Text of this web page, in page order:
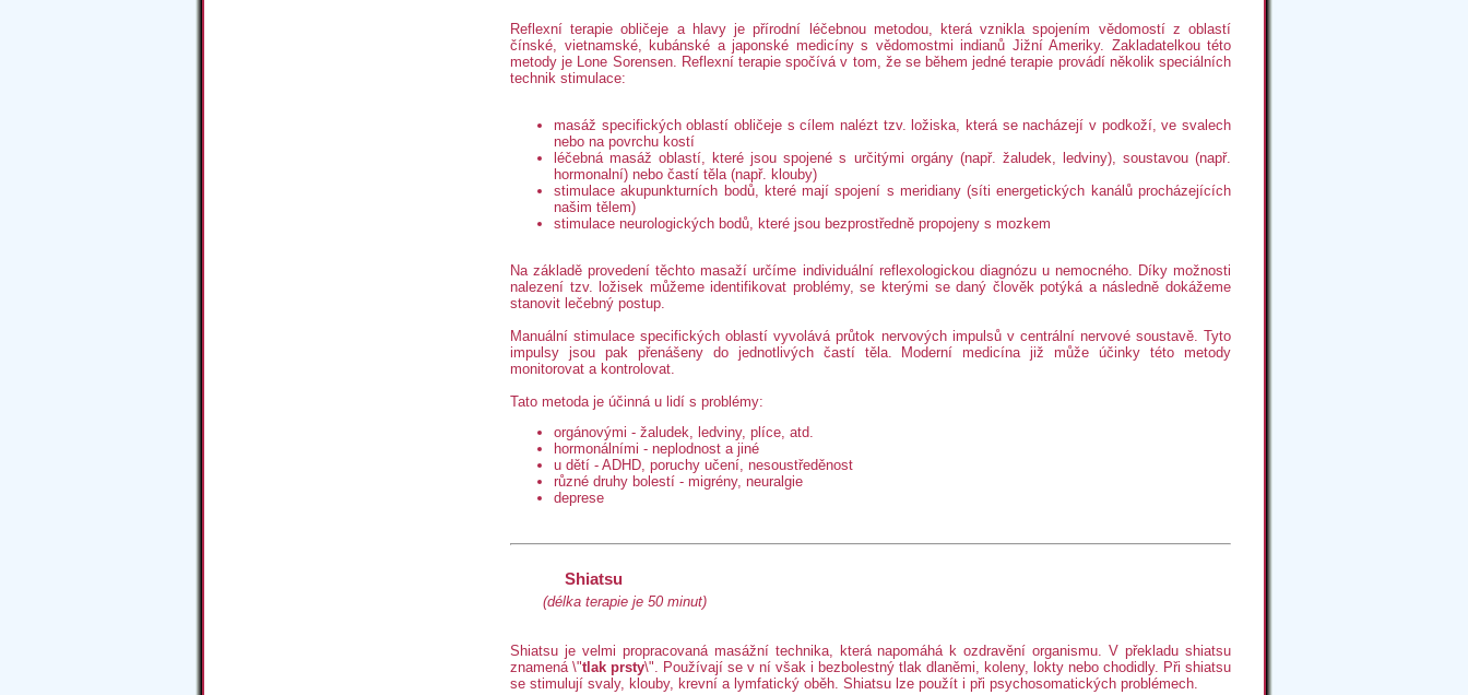
Reflexní terapie obličeje a hlavy je přírodní léčebnou metodou, která vznikla spojením vědomostí z oblastí
čínské, vietnamské, kubánské a japonské medicíny s vědomostmi indianů Jižní Ameriky. Zakladatelkou této
metody je Lone Sorensen. Reflexní terapie spočívá v tom, že se během jedné terapie provádí několik speciálních
technik stimulace:
masáž specifických oblastí obličeje s cílem nalézt tzv. ložiska, která se nacházejí v podkoží, ve svalech
nebo na povrchu kostí
léčebná masáž oblastí, které jsou spojené s určitými orgány (např. žaludek, ledviny), soustavou (např.
hormonalní) nebo častí těla (např. klouby)
stimulace akupunkturních bodů, které mají spojení s meridiany (síti energetických kanálů procházejících
našim tělem)
stimulace neurologických bodů, které jsou bezprostředně propojeny s mozkem
Na základě provedení těchto masaží určíme individuální reflexologickou diagnózu u nemocného. Díky možnosti
nalezení tzv. ložisek můžeme identifikovat problémy, se kterými se daný člověk potýká a následně dokážeme
stanovit lečebný postup.
Manuální stimulace specifických oblastí vyvolává průtok nervových impulsů v centrální nervové soustavě. Tyto
impulsy jsou pak přenášeny do jednotlivých častí těla. Moderní medicína již může účinky této metody
monitorovat a kontrolovat.
Tato metoda je účinná u lidí s problémy:
orgánovými - žaludek, ledviny, plíce, atd.
hormonálními - neplodnost a jiné
u dětí - ADHD, poruchy učení, nesoustředěnost
různé druhy bolestí - migrény, neuralgie
deprese
Shiatsu
(délka terapie je 50 minut)
Shiatsu je velmi propracovaná masážní technika, která napomáhá k ozdravění organismu. V překladu shiatsu
znamená \"tlak prsty\". Používají se v ní však i bezbolestný tlak dlaněmi, koleny, lokty nebo chodidly. Při shiatsu
se stimulují svaly, klouby, krevní a lymfatický oběh. Shiatsu lze použít i při psychosomatických problémech.